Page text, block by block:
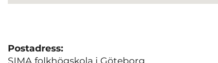
Postadress:
SIMA folkhögskola i Göteborg